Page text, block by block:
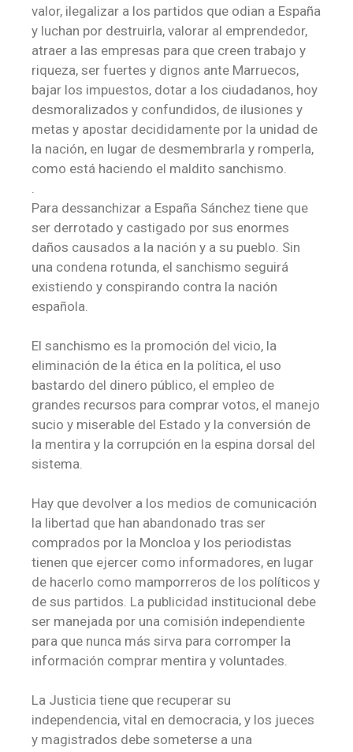
valor, ilegalizar a los partidos que odian a España
y luchan por destruirla, valorar al emprendedor,
atraer a las empresas para que creen trabajo y
riqueza, ser fuertes y dignos ante Marruecos,
bajar los impuestos, dotar a los ciudadanos, hoy
desmoralizados y confundidos, de ilusiones y
metas y apostar decididamente por la unidad de
la nación, en lugar de desmembrarla y romperla,
como está haciendo el maldito sanchismo.
Para dessanchizar a España Sánchez tiene que
ser derrotado y castigado por sus enormes
daños causados a la nación y a su pueblo. Sin
una condena rotunda, el sanchismo seguirá
existiendo y conspirando contra la nación
española.
El sanchismo es la promoción del vicio, la
eliminación de la ética en la política, el uso
bastardo del dinero público, el empleo de
grandes recursos para comprar votos, el manejo
sucio y miserable del Estado y la conversión de
la mentira y la corrupción en la espina dorsal del
sistema.
Hay que devolver a los medios de comunicación
la libertad que han abandonado tras ser
comprados por la Moncloa y los periodistas
tienen que ejercer como informadores, en lugar
de hacerlo como mamporreros de los políticos y
de sus partidos. La publicidad institucional debe
ser manejada por una comisión independiente
para que nunca más sirva para corromper la
información comprar mentira y voluntades.
La Justicia tiene que recuperar su
independencia, vital en democracia, y los jueces
y magistrados debe someterse a una